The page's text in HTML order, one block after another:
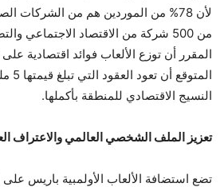
لأن 78% من الموردين هم من الشركات
من 500 شركة من الاقتصاد الاجتماعي
المقرر أن توزع الألعاب فوائد اقتصادية
النسيج الاقتصادي للمنطقة بأكملها.
تعزيز الملف الشخصي العالمي والاعتراف
تضع استضافة الألعاب الأولمبية باريس على